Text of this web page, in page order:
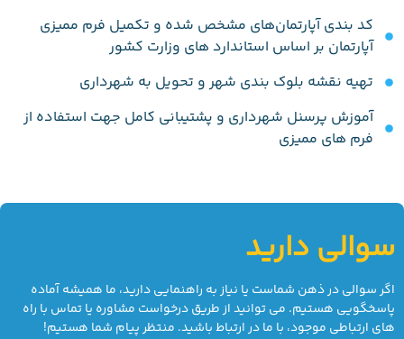
کد بندی آپارتمان‌های مشخص شده و تکمیل فرم ممیزی
آپارتمان بر اساس استاندارد های وزارت کشور
تهیه نقشه بلوک بندی شهر و تحویل به شهرداری
آموزش پرسنل شهرداری و پشتیبانی کامل جهت استفاده از
فرم های ممیزی
سوالی دارید
اگر سوالی در ذهن شماست یا نیاز به راهنمایی دارید، ما همیشه آماده
پاسخگویی هستیم. می توانید از طریق درخواست مشاوره یا تماس با راه
های ارتباطی موجود، با ما در ارتباط باشید. منتظر پیام شما هستیم!